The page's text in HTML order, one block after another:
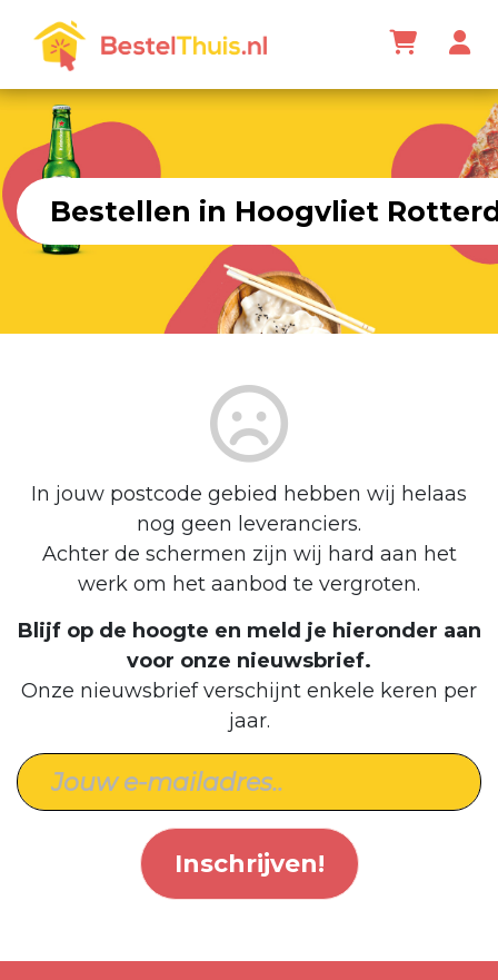
Bestellen in Hoogvliet
In jouw postcode gebied hebben wij helaas
nog geen leveranciers.
Achter de schermen zijn wij hard aan het
werk om het aanbod te vergroten.
Blijf op de hoogte en meld je hieronder aan
voor onze nieuwsbrief.
Onze nieuwsbrief verschijnt enkele keren per
jaar.
Inschrijven!